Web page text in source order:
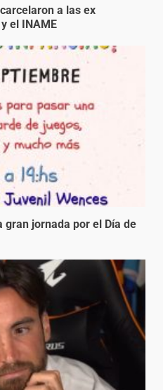
a las ex
el INAME
gran jornada por el Día de